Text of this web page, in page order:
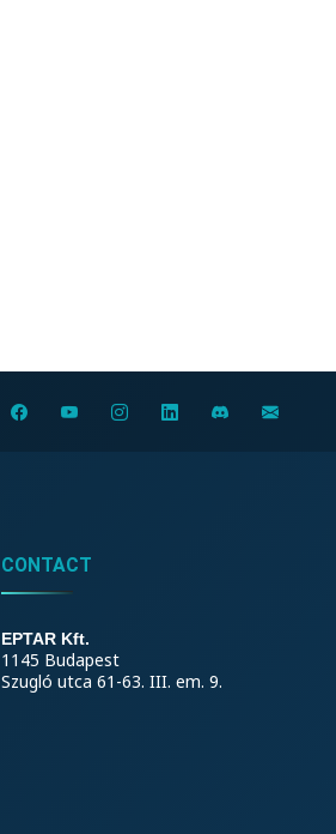
CONTACT
EPTAR Kft.
1145 Budapest
Szugló utca 61-63. III. em. 9.